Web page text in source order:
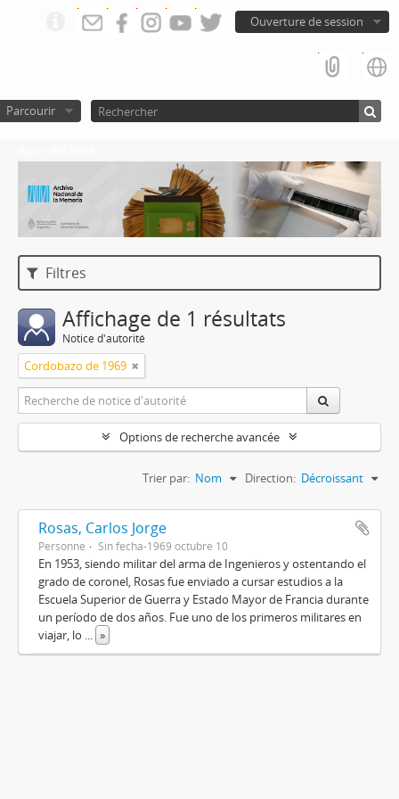
Ouverture de session
Parcourir
Filtres
Affichage de 1 résultats
Notice d'autorité
Cordobazo de 1969
Options de recherche avancée
Trier par: Nom Direction: Décroissant
Rosas, Carlos Jorge
Personne Sin fecha-1969 octubre 10
En 1953, siendo militar del arma de Ingenieros y ostentando el
grado de coronel, Rosas fue enviado a cursar estudios a la
Escuela Superior de Guerra y Estado Mayor de Francia durante
un período de dos años. Fue uno de los primeros militares en
viajar, lo ... »